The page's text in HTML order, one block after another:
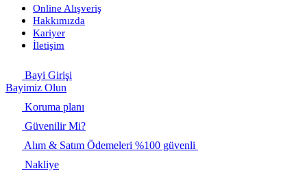
Online Alışveriş
Hakkımızda
Kariyer
İletişim
Bayi Girişi
Bayimiz Olun
Koruma planı
Güvenilir Mi?
Alım & Satım Ödemeleri %100 güvenli
Nakliye